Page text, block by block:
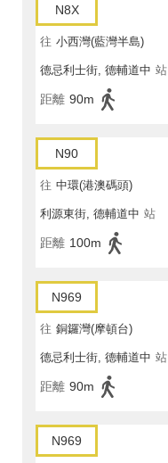
N8X
往 小西灣(藍灣半島)
德忌利士街, 德輔道中 站
距離 90m
N90
往 中環(港澳碼頭)
利源東街, 德輔道中 站
距離 100m
N969
往 銅鑼灣(摩頓台)
德忌利士街, 德輔道中 站
距離 90m
N969